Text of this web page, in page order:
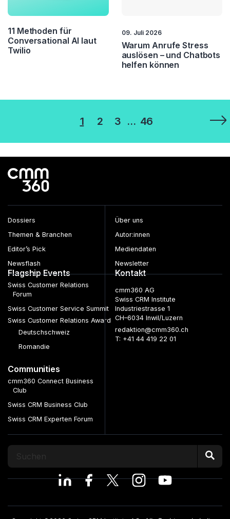
11 Methoden für
Conversational AI laut
Twilio
09. Juli 2026
Warum Anrufe Stress
auslösen – und Chatbots
helfen können
Seitennummerierung
der
Beiträge
1 2 3 … 46
Dossiers
Themen & Branchen
Editor’s Pick
Newsflash
Über uns
Autor:innen
Mediendaten
Newsletter
Flagship Events
Swiss Customer Relations
Forum
Swiss Customer Service Summit
Swiss Customer Relations Award
Deutschschweiz
Romandie
Communities
cmm360 Connect Business
Club
Swiss CRM Business Club
Swiss CRM Experten Forum
Kontakt
cmm360 AG
Swiss CRM Institute
Industriestrasse 1
CH–6034 Inwil/Luzern
redaktion@cmm360.ch
T: +41 44 419 22 01